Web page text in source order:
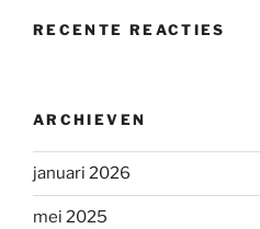
RECENTE REACTIES
ARCHIEVEN
januari 2026
mei 2025